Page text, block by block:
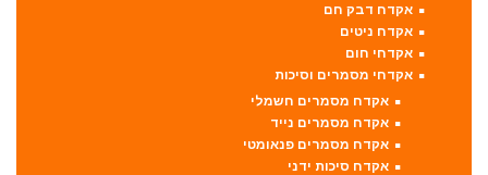
אקדח דבק חם
אקדח ניטים
אקדחי חום
אקדחי מסמרים וסיכות
אקדח מסמרים חשמלי
אקדח מסמרים נייד
אקדח מסמרים פנאומטי
אקדח סיכות ידני